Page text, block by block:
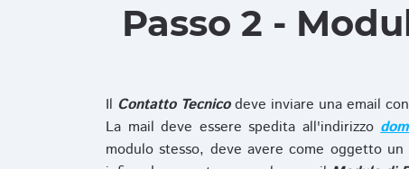
Passo 2 -
Il Contatto Tecnicodeve inviare una email
La mail deve essere spedita all'indirizzo
modulo stesso, deve avere come oggetto